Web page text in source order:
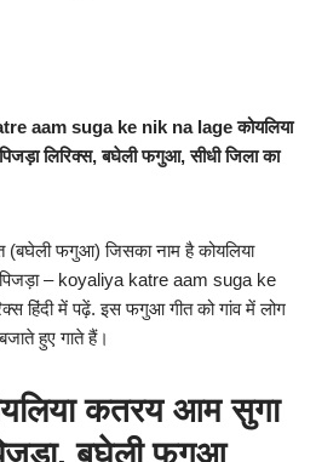
aam suga ke nik na lage कोयलिया
लिरिक्स, बघेली फगुआ, सीधी जिला का
(बघेली फगुआ) जिसका नाम है कोयलिया
– koyaliya katre aam suga ke
हिंदी में पढ़ें. इस फगुआ गीत को गांव में लोग
हुए गाते हैं।
कतरय आम सुगा
बघेली फगुआ